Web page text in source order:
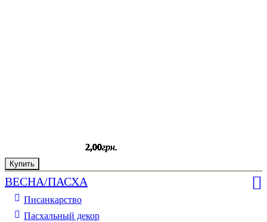
2,00грн.
Купить
2,00грн.
Купить
2,00грн.
Купить
2,00грн.
Купить
2,00грн.
Купить
2,00грн.
Купить
ВЕСНА/ПАСХА
Писанкарство
Пасхальный декор